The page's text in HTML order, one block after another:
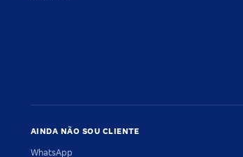
AINDA NÃO SOU CLIENTE
WhatsApp